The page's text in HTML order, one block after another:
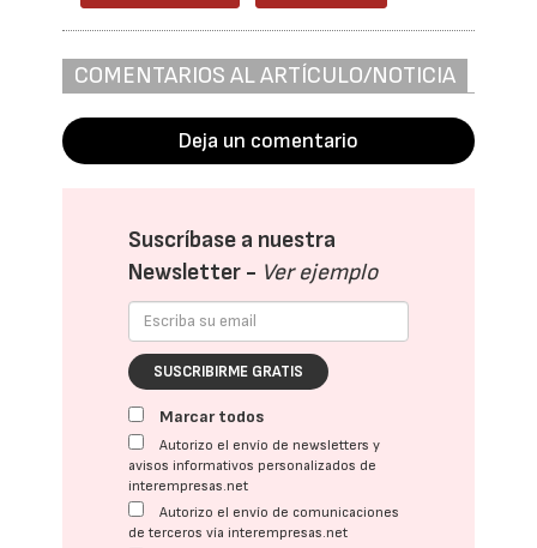
COMENTARIOS AL ARTÍCULO/NOTICIA
Deja un comentario
Suscríbase a nuestra
Newsletter - Ver ejemplo
SUSCRIBIRME GRATIS
Marcar todos
Autorizo el envío de newsletters y
avisos informativos personalizados de
interempresas.net
Autorizo el envío de comunicaciones
de terceros vía interempresas.net